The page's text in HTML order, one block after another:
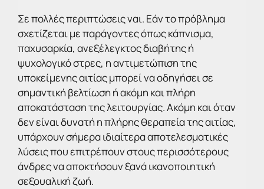
Σε πολλές περιπτώσεις ναι. Εάν το πρόβλημα
σχετίζεται με παράγοντες όπως κάπνισμα,
παχυσαρκία, ανεξέλεγκτος διαβήτης ή
ψυχολογικό στρες, η αντιμετώπιση της
υποκείμενης αιτίας μπορεί να οδηγήσει σε
σημαντική βελτίωση ή ακόμη και πλήρη
αποκατάσταση της λειτουργίας. Ακόμη και όταν
δεν είναι δυνατή η πλήρης θεραπεία της αιτίας,
υπάρχουν σήμερα ιδιαίτερα αποτελεσματικές
λύσεις που επιτρέπουν στους περισσότερους
άνδρες να αποκτήσουν ξανά ικανοποιητική
σεξουαλική ζωή.